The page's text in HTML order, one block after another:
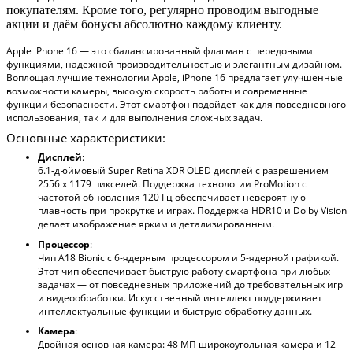
покупателям. Кроме того, регулярно проводим выгодные
акции и даём бонусы абсолютно каждому клиенту.
Apple iPhone 16 — это сбалансированный флагман с передовыми
функциями, надежной производительностью и элегантным дизайном.
Воплощая лучшие технологии Apple, iPhone 16 предлагает улучшенные
возможности камеры, высокую скорость работы и современные
функции безопасности. Этот смартфон подойдет как для повседневного
использования, так и для выполнения сложных задач.
Основные характеристики:
Дисплей:
6.1-дюймовый Super Retina XDR OLED дисплей с разрешением
2556 х 1179 пикселей. Поддержка технологии ProMotion с
частотой обновления 120 Гц обеспечивает невероятную
плавность при прокрутке и играх. Поддержка HDR10 и Dolby Vision
делает изображение ярким и детализированным.
Процессор:
Чип A18 Bionic с 6-ядерным процессором и 5-ядерной графикой.
Этот чип обеспечивает быструю работу смартфона при любых
задачах — от повседневных приложений до требовательных игр
и видеообработки. Искусственный интеллект поддерживает
интеллектуальные функции и быструю обработку данных.
Камера:
Двойная основная камера: 48 МП широкоугольная камера и 12